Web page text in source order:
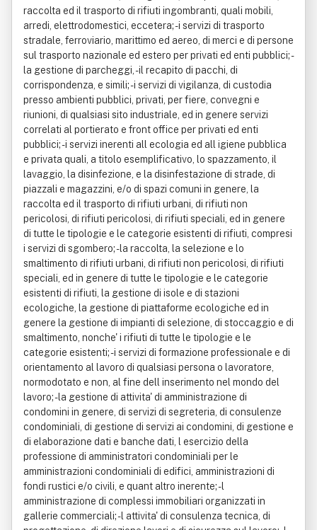
raccolta ed il trasporto di rifiuti ingombranti, quali mobili,
arredi, elettrodomestici, eccetera; - i servizi di trasporto
stradale, ferroviario, marittimo ed aereo, di merci e di persone
sul trasporto nazionale ed estero per privati ed enti pubblici; -
la gestione di parcheggi, - il recapito di pacchi, di
corrispondenza, e simili; - i servizi di vigilanza, di custodia
presso ambienti pubblici, privati, per fiere, convegni e
riunioni, di qualsiasi sito industriale, ed in genere servizi
correlati al portierato e front office per privati ed enti
pubblici; - i servizi inerenti all ecologia ed all igiene pubblica
e privata quali, a titolo esemplificativo, lo spazzamento, il
lavaggio, la disinfezione, e la disinfestazione di strade, di
piazzali e magazzini, e/o di spazi comuni in genere, la
raccolta ed il trasporto di rifiuti urbani, di rifiuti non
pericolosi, di rifiuti pericolosi, di rifiuti speciali, ed in genere
di tutte le tipologie e le categorie esistenti di rifiuti, compresi
i servizi di sgombero; - la raccolta, la selezione e lo
smaltimento di rifiuti urbani, di rifiuti non pericolosi, di rifiuti
speciali, ed in genere di tutte le tipologie e le categorie
esistenti di rifiuti, la gestione di isole e di stazioni
ecologiche, la gestione di piattaforme ecologiche ed in
genere la gestione di impianti di selezione, di stoccaggio e di
smaltimento, nonche' i rifiuti di tutte le tipologie e le
categorie esistenti; - i servizi di formazione professionale e di
orientamento al lavoro di qualsiasi persona o lavoratore,
normodotato e non, al fine dell inserimento nel mondo del
lavoro; - la gestione di attivita' di amministrazione di
condomini in genere, di servizi di segreteria, di consulenze
condominiali, di gestione di servizi ai condomini, di gestione e
di elaborazione dati e banche dati, l esercizio della
professione di amministratori condominiali per le
amministrazioni condominiali di edifici, amministrazioni di
fondi rustici e/o civili, e quant altro inerente; - l
amministrazione di complessi immobiliari organizzati in
gallerie commerciali; - l attivita' di consulenza tecnica, di